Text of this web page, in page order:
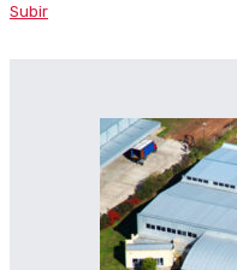
Subir